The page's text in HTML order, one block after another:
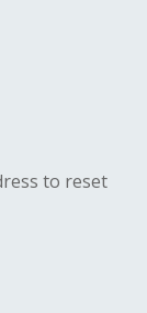
to reset